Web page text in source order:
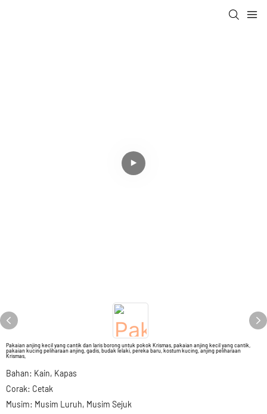
Pakaian anjing kecil yang cantik dan laris borong untuk pokok Krismas, pakaian anjing kecil yang cantik,
pakaian kucing peliharaan anjing, gadis, budak lelaki, pereka baru, kostum kucing, anjing peliharaan
Krismas,
Bahan: Kain, Kapas
Corak: Cetak
Musim: Musim Luruh, Musim Sejuk